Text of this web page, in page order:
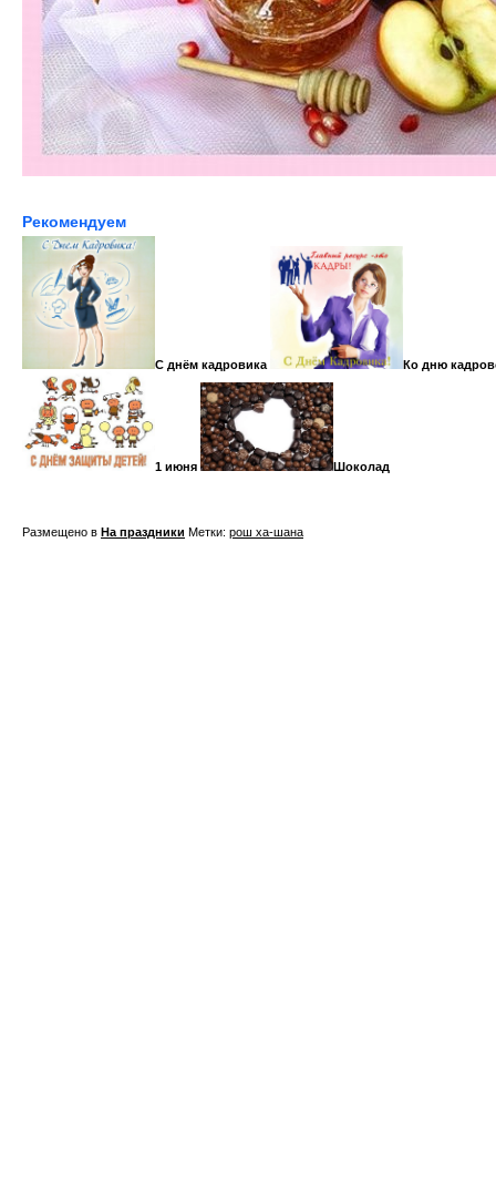
Рекомендуем
С днём кадровика Ко дню
1 июня Шоколад
Размещено в На праздники Метки: рош ха-шана